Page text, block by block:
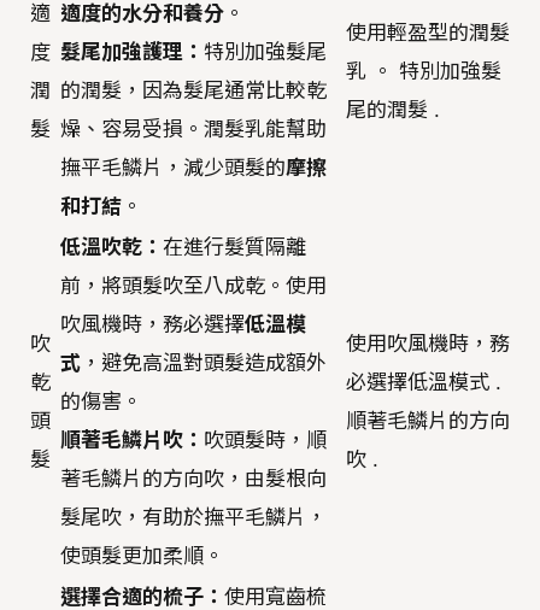
適
度
潤
髮
適度的水分和養分 。
髮尾加強護理： 特別加強髮尾
的潤髮，因為髮尾通常比較乾
燥、容易受損。潤髮乳能幫助
撫平毛鱗片，減少頭髮的摩擦
和打結 。
使用輕盈型的潤髮
乳 。 特別加強髮
尾的潤髮 .
吹
乾
頭
髮
低溫吹乾： 在進行髮質隔離
前，將頭髮吹至八成乾。使用
吹風機時，務必選擇低溫模
式 ，避免高溫對頭髮造成額外
的傷害。
順著毛鱗片吹： 吹頭髮時，順
著毛鱗片的方向吹，由髮根向
髮尾吹，有助於撫平毛鱗片，
使頭髮更加柔順。
使用吹風機時，務
必選擇低溫模式 .
順著毛鱗片的方向
吹 .
選擇合適的梳子： 使用寬齒梳